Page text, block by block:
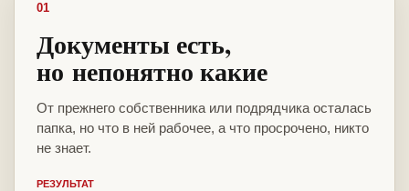
01
Документы есть,
но непонятно какие
От прежнего собственника или подрядчика осталась
папка, но что в ней рабочее, а что просрочено, никто
не знает.
РЕЗУЛЬТАТ